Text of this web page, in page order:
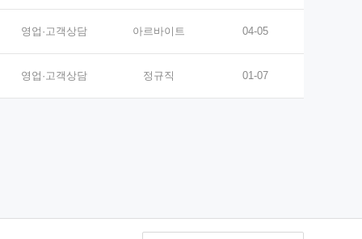
영업·고객상담 아르바이트 04-05
영업·고객상담 정규직 01-07